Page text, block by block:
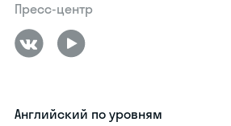
Пресс-центр
Английский по уровням